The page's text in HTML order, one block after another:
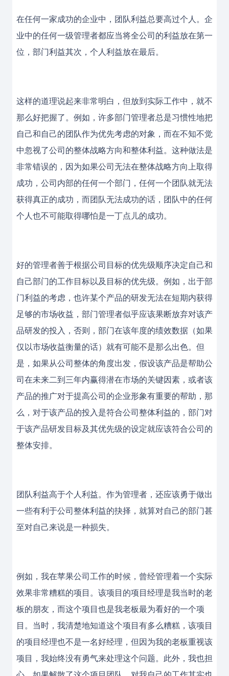
在任何一家成功的企业中，团队利益总要高过个人。企
业中的任何一级管理者都应当将全公司的利益放在第一
位，部门利益其次，个人利益放在最后。
这样的道理说起来非常明白，但放到实际工作中，就不
那么好把握了。例如，许多部门管理者总是习惯性地把
自己和自己的团队作为优先考虑的对象，而在不知不觉
中忽视了公司的整体战略方向和整体利益。这种做法是
非常错误的，因为如果公司无法在整体战略方向上取得
成功，公司内部的任何一个部门，任何一个团队就无法
获得真正的成功，而团队无法成功的话，团队中的任何
个人也不可能取得哪怕是一丁点儿的成功。
好的管理者善于根据公司目标的优先级顺序决定自己和
自己部门的工作目标以及目标的优先级。例如，出于部
门利益的考虑，也许某个产品的研发无法在短期内获得
足够的市场收益，部门管理者似乎应该果断放弃对该产
品研发的投入，否则，部门在该年度的绩效数据（如果
仅以市场收益衡量的话）就有可能不是那么出色。但
是，如果从公司整体的角度出发，假设该产品是帮助公
司在未来二到三年内赢得潜在市场的关键因素，或者该
产品的推广对于提高公司的企业形象有重要的帮助，那
么，对于该产品的投入是符合公司整体利益的，部门对
于该产品研发目标及其优先级的设定就应该符合公司的
整体安排。
团队利益高于个人利益。作为管理者，还应该勇于做出
一些有利于公司整体利益的抉择，就算对自己的部门甚
至对自己来说是一种损失。
例如，我在苹果公司工作的时候，曾经管理着一个实际
效果非常糟糕的项目。该项目的项目经理是我当时的老
板的朋友，而这个项目也是我老板最为看好的一个项
目。当时，我清楚地知道这个项目有多么糟糕，该项目
的项目经理也不是一名好经理，但因为我的老板重视该
项目，我始终没有勇气来处理这个问题。此外，我也担